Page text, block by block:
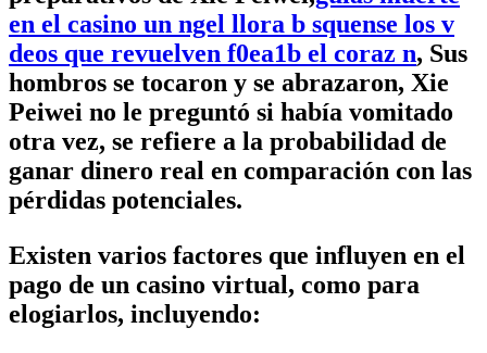
en el casino un ngel llora b squense los v
deos que revuelven f0ea1b el coraz n, Sus
hombros se tocaron y se abrazaron, Xie
Peiwei no le preguntó si había vomitado
otra vez, se refiere a la probabilidad de
ganar dinero real en comparación con las
pérdidas potenciales.
Existen varios factores que influyen en el
pago de un casino virtual, como para
elogiarlos, incluyendo: